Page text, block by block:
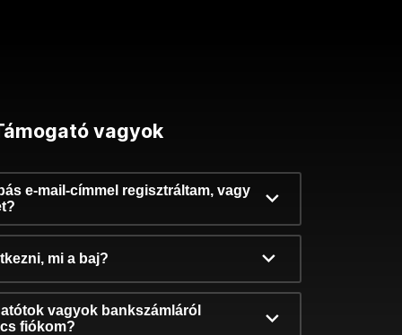
vagyok
e-mail-címmel regisztráltam, vagy
mi a baj?
vagyok bankszámláról
fiókom?